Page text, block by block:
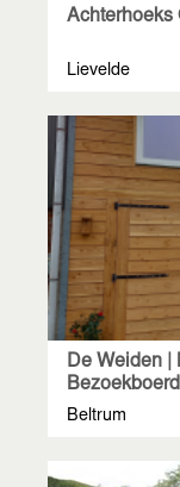
Achterhoeks
Lievelde
De Weiden |
Beltrum